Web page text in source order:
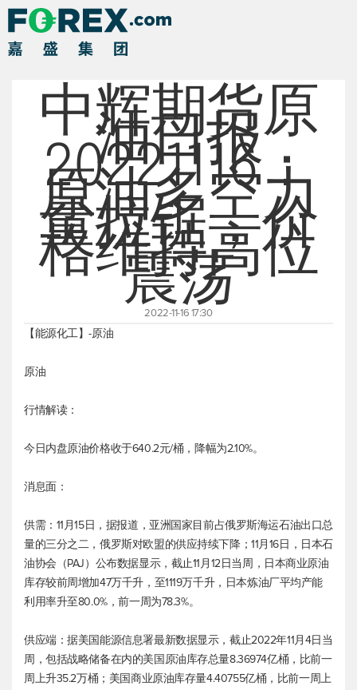
中辉期货原
油日报
20221116：
原油多空力
量拉锯，价
格维持高位
震荡
2022-11-16 17:30
【能源化工】-原油
原油
行情解读：
今日内盘原油价格收于640.2元/桶，降幅为2.10%。
消息面：
供需：11月15日，据报道，亚洲国家目前占俄罗斯海运石油出口总
量的三分之二，俄罗斯对欧盟的供应持续下降；11月16日，日本石
油协会（PAJ）公布数据显示，截止11月12日当周，日本商业原油
库存较前周增加47万千升，至1119万千升，日本炼油厂平均产能
利用率升至80.0%，前一周为78.3%。
供应端：据美国能源信息署最新数据显示，截止2022年11月4日当
周，包括战略储备在内的美国原油库存总量8.36974亿桶，比前一
周上升35.2万桶；美国商业原油库存量4.40755亿桶，比前一周上